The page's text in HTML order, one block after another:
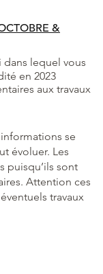
&
dans lequel vous
en 2023
aux travaux
se
évoluer. Les
puisqu’ils sont
Attention ces
travaux